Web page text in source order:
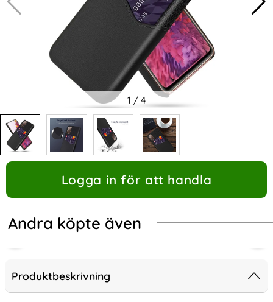
1 / 4
Logga in för att handla
Andra köpte även
Produktbeskrivning